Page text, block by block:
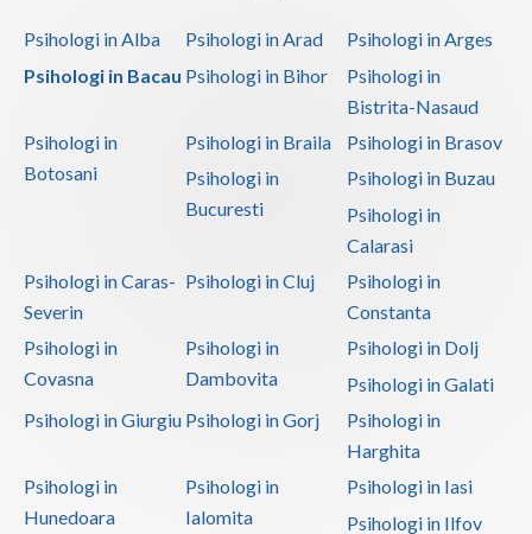
Psihologi in Alba Psihologi in Arad
Psihologi in Arges
Psihologi in Bacau Psihologi in Bihor
Psihologi in
Bistrita-Nasaud
Psihologi in
Botosani
Psihologi in Braila
Psihologi in Brasov
Psihologi in
Bucuresti
Psihologi in Buzau
Psihologi in
Calarasi
Psihologi in Caras-
Severin
Psihologi in Cluj
Psihologi in
Constanta
Psihologi in
Covasna
Psihologi in
Dambovita
Psihologi in Dolj
Psihologi in Galati
Psihologi in Giurgiu Psihologi in Gorj
Psihologi in
Harghita
Psihologi in
Hunedoara
Psihologi in
Ialomita
Psihologi in Iasi
Psihologi in Ilfov